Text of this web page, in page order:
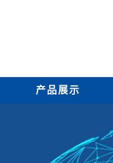
产品展示